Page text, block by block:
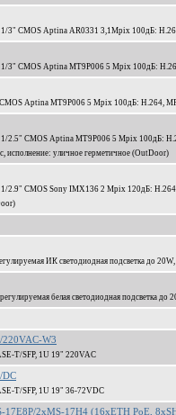
1/3" CMOS Aptina AR0331 3,1Mpix 100дБ:
1/3" CMOS Aptina MT9P006 5 Mpix 100дБ:
Aptina MT9P006 5 Mpix 100дБ: H.264,
1/2.5" CMOS Aptina MT9P006 5 Mpix 100дБ:
исполнение: уличное герметичное (OutDoor)
2.9" CMOS Sony IMX136 2 Mpix 120дБ:
ИК светодиодная подсветка до 20W,
белая светодиодная подсветка до
220VAC-W3
T/SFP, 1U 19" 220VAC
DC
T/SFP, 1U 19" 36-72VDC
17E8P/2xMS-17H4 (16xETH PoE,